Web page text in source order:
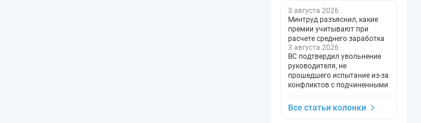
3 августа 2026
Минтруд разъяснил, какие
премии учитывают при
расчете среднего заработка
3 августа 2026
ВС подтвердил увольнение
руководителя, не
прошедшего испытание из-за
конфликтов с подчиненными
Все статьи колонки